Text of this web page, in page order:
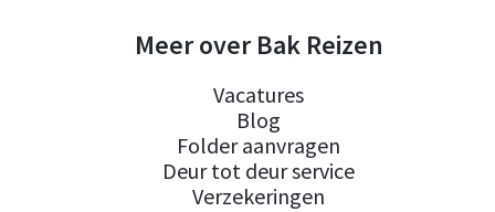
Meer over Bak Reizen
Vacatures
Blog
Folder aanvragen
Deur tot deur service
Verzekeringen